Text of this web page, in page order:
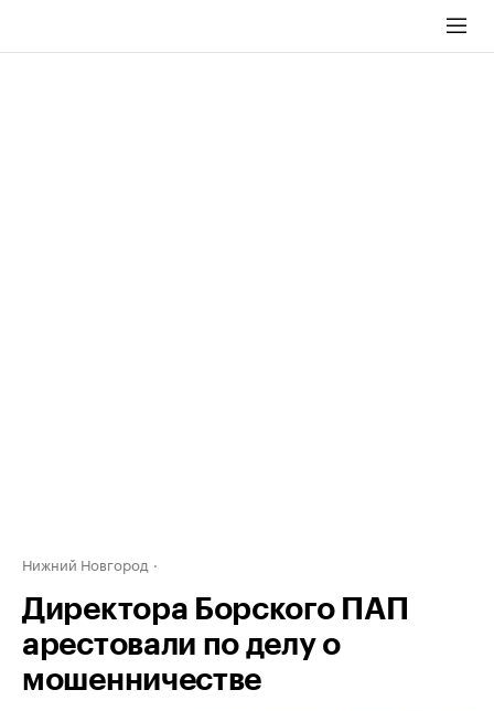
Нижний Новгород
Директора Борского ПАП
арестовали по делу о
мошенничестве